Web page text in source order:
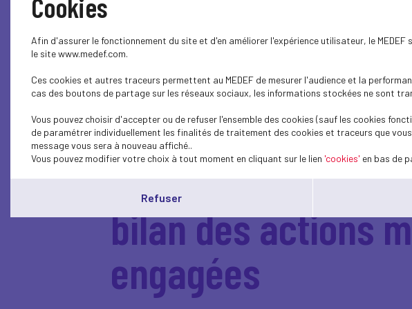
Webinaire :
bilan des actions
engagées
Cookies
Afin d'assurer le fonctionnement du site et d'en améliorer l'expérience utilisateur, le
le site www.medef.com.
Ces cookies et autres traceurs permettent au MEDEF de mesurer l'audience et la
cas des boutons de partage sur les réseaux sociaux, les informations stockées ne sont
Vous pouvez choisir d'accepter ou de refuser l'ensemble des cookies (sauf les cookies
de paramétrer individuellement les finalités de traitement des cookies et traceurs que
message vous sera à nouveau affiché..
Vous pouvez modifier votre choix à tout moment en cliquant sur le lien 'cookies' en bas de
Refuser